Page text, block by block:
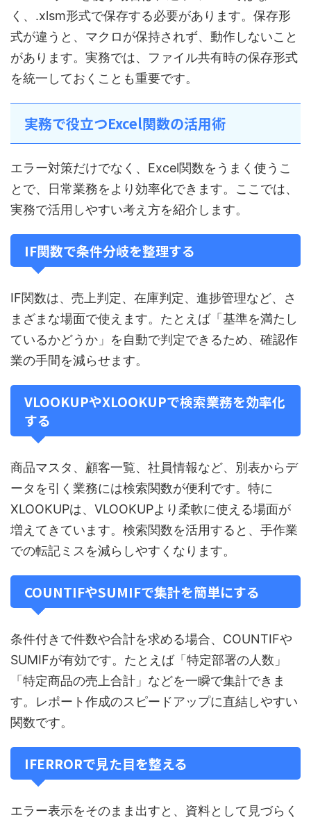
く、.xlsm形式で保存する必要があります。保存形
式が違うと、マクロが保持されず、動作しないこと
があります。実務では、ファイル共有時の保存形式
を統一しておくことも重要です。
実務で役立つExcel関数の活用術
エラー対策だけでなく、Excel関数をうまく使うこ
とで、日常業務をより効率化できます。ここでは、
実務で活用しやすい考え方を紹介します。
IF関数で条件分岐を整理する
IF関数は、売上判定、在庫判定、進捗管理など、さ
まざまな場面で使えます。たとえば「基準を満たし
ているかどうか」を自動で判定できるため、確認作
業の手間を減らせます。
VLOOKUPやXLOOKUPで検索業務を効率化
する
商品マスタ、顧客一覧、社員情報など、別表からデ
ータを引く業務には検索関数が便利です。特に
XLOOKUPは、VLOOKUPより柔軟に使える場面が
増えてきています。検索関数を活用すると、手作業
での転記ミスを減らしやすくなります。
COUNTIFやSUMIFで集計を簡単にする
条件付きで件数や合計を求める場合、COUNTIFや
SUMIFが有効です。たとえば「特定部署の人数」
「特定商品の売上合計」などを一瞬で集計できま
す。レポート作成のスピードアップに直結しやすい
関数です。
IFERRORで見た目を整える
エラー表示をそのまま出すと、資料として見づらく